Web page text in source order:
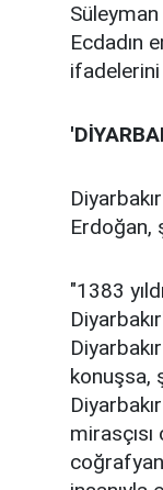
Süleyman
Ecdadın
ifadelerini
Erdoğan,
"1383
konuşsa,